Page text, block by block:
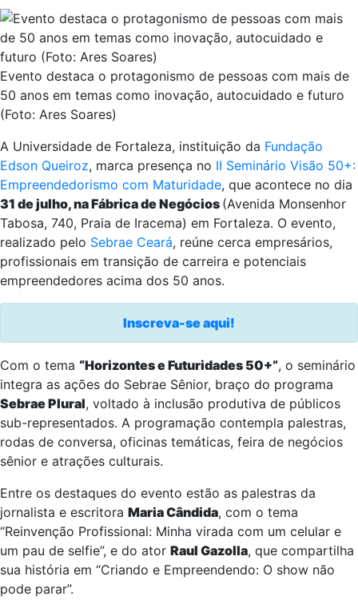
Evento destaca o protagonismo de pessoas com mais de
50 anos em temas como inovação, autocuidado e futuro
(Foto: Ares Soares)
A Universidade de Fortaleza, instituição da Fundação
Edson Queiroz, marca presença no II Seminário Visão 50+:
Empreendedorismo com Maturidade, que acontece no dia
31 de julho, na Fábrica de Negócios (Avenida Monsenhor
Tabosa, 740, Praia de Iracema) em Fortaleza. O evento,
realizado pelo Sebrae Ceará, reúne cerca empresários,
profissionais em transição de carreira e potenciais
empreendedores acima dos 50 anos.
Inscreva-se aqui!
Com o tema “Horizontes e Futuridades 50+”, o seminário
integra as ações do Sebrae Sênior, braço do programa
Sebrae Plural, voltado à inclusão produtiva de públicos
sub-representados. A programação contempla palestras,
rodas de conversa, oficinas temáticas, feira de negócios
sênior e atrações culturais.
Entre os destaques do evento estão as palestras da
jornalista e escritora Maria Cândida, com o tema
“Reinvenção Profissional: Minha virada com um celular e
um pau de selfie”, e do ator Raul Gazolla, que compartilha
sua história em “Criando e Empreendendo: O show não
pode parar”.